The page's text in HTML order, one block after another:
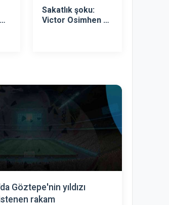
Sakatlık şoku:
Victor Osimhen ne
Göztepe'nin yıldızı
rakam